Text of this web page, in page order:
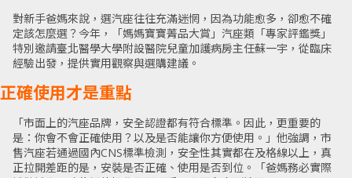
對新手爸媽來說，選汽座往往充滿迷惘，因為功能愈多，卻愈不確
定該怎麼選？今年，「媽媽寶寶菁品大賞」汽座類「專家評鑑獎」
特別邀請臺北醫學大學附設醫院兒童加護病房主任蘇一宇，從臨床
經驗出發，提供實用觀察與選購建議。
正確使用才是重點
「市面上的汽座品牌，安全認證都有符合標準。因此，更重要的
是：你會不會正確使用？以及是否能讓你方便使用。」他強調，市
售汽座若通過國內CNS標準檢測，安全性其實都在及格線以上，真
正拉開差距的是，安裝是否正確、使用是否到位。「爸媽務必實際